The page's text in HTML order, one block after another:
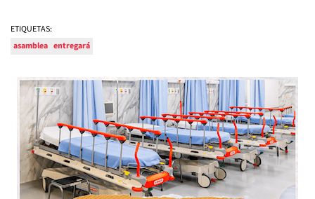
ETIQUETAS:
asamblea entregará